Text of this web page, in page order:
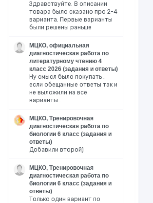
Здравствуйте. В описании
товара было сказано про 2-4
варианта. Первые варианты
были решены раньше
МЦКО, официальная
диагностическая работа по
литературному чтению 4
класс 2026 (задания и ответы)
Ну смысл было покупать ,
если обещанные ответы так и
не выложили на все
варианты….
МЦКО, Тренировочная
диагностическая работа по
биологии 6 класс (задания и
ответы)
Добавили второй)
МЦКО, Тренировочная
диагностическая работа по
биологии 6 класс (задания и
ответы)
Только один вариант по